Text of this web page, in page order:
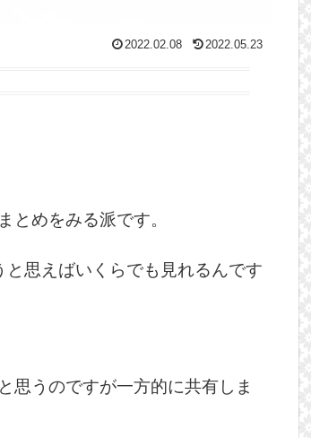
2022.02.08 2022.05.23
とめをみる派です。
思えばいくらでも見れるんです
思うのですが一方的に共有しま